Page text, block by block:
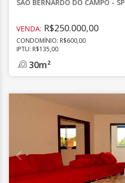
SÃO BERNARDO DO CAMPO - SP
VENDA: R$250.000,00
CONDOMÍNIO: R$600,00
IPTU: R$135,00
30m²